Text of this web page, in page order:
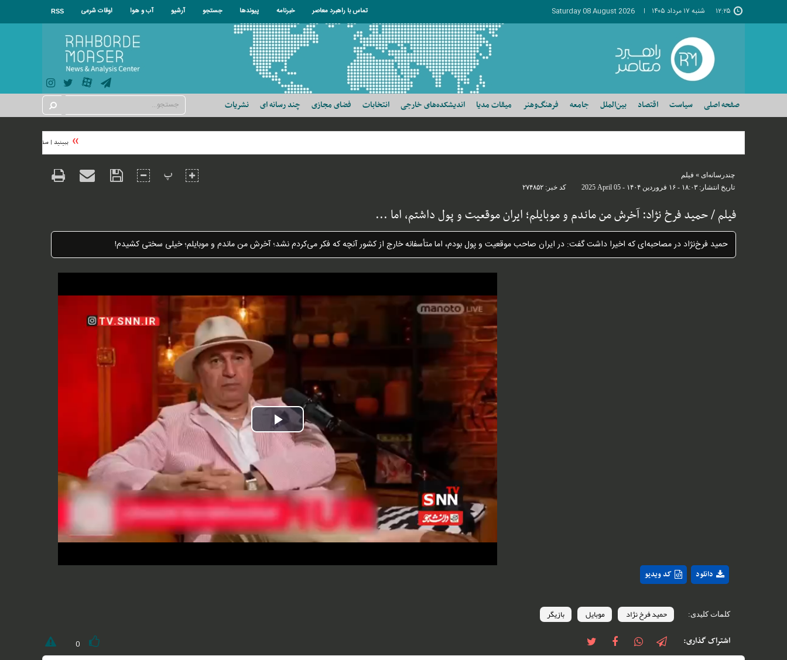
۱۲:۲۵ شنبه ۱۷ مرداد ۱۴۰۵ Saturday 08 August 2026 تماس با راهبرد معاصر خبرنامه پیوندها جستجو آرشیو آب و هوا اوقات شرعی RSS
صفحه اصلی سیاست اقتصاد بین‌الملل جامعه فرهنگ‌وهنر میقات مدیا اندیشکده‌های خارجی انتخابات فضای مجازی چند رسانه ای نشریات
ببینید | سفیر ژاپن موسیقی
چندرسانه‌ای » فیلم
تاریخ انتشار: ۱۸:۰۳ - ۱۶ فروردين ۱۴۰۴ - 2025 April 05 کد خبر: ۲۷۴۸۵۲
پ
فیلم / حمید فرخ نژاد: آخرش من ماندم و موبایلم؛ ایران موقعیت و پول داشتم، اما ...
حمید فرخ‌نژاد در مصاحبه‌ای که اخیرا داشت گفت: در ایران صاحب موقعیت و پول بودم، اما متأسفانه خارج از کشور آنچه که فکر می‌کردم نشد؛ آخرش من ماندم و موبایلم؛ خیلی سختی کشیدم!
Play
کد ویدیو دانلود
کلمات کلیدی: حمید فرخ نژاد موبایل بازیگر
اشتراک گذاری: 0